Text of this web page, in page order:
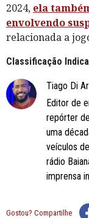
2024, ela
envolvendo
relacionada a
Classificação
Tiago Di
Editor de
repórter
uma
veículos
rádio
imprensa
Gostou? Compartilhe